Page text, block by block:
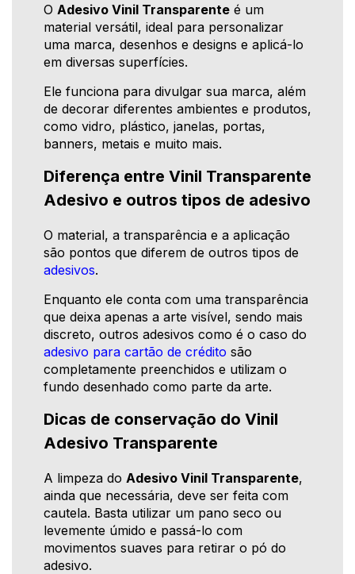
O Adesivo Vinil Transparente é um
material versátil, ideal para personalizar
uma marca, desenhos e designs e aplicá-lo
em diversas superfícies.
Ele funciona para divulgar sua marca, além
de decorar diferentes ambientes e produtos,
como vidro, plástico, janelas, portas,
banners, metais e muito mais.
Diferença entre Vinil Transparente
Adesivo e outros tipos de adesivo
O material, a transparência e a aplicação
são pontos que diferem de outros tipos de
adesivos.
Enquanto ele conta com uma transparência
que deixa apenas a arte visível, sendo mais
discreto, outros adesivos como é o caso do
adesivo para cartão de crédito são
completamente preenchidos e utilizam o
fundo desenhado como parte da arte.
Dicas de conservação do Vinil
Adesivo Transparente
A limpeza do Adesivo Vinil Transparente,
ainda que necessária, deve ser feita com
cautela. Basta utilizar um pano seco ou
levemente úmido e passá-lo com
movimentos suaves para retirar o pó do
adesivo.